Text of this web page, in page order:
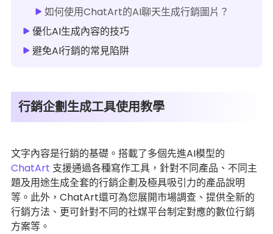
如何使用ChatArt的AI聊天生成行銷圖片？
優化AI生成內容的技巧
避免AI行銷的常見陷阱
行銷企劃生成工具使用教學
文字內容是行銷的基礎。搭載了多個先進AI模型的
ChatArt 支援通過各種寫作工具，針對不同產品、不同主
題及用途生成全套的行銷企劃及極具吸引力的產品說明
等。此外，ChatArt還可為您展開市場調查、提供全新的
行銷方法、更可針對不同的社媒平台制定對應的數位行銷
方案等。